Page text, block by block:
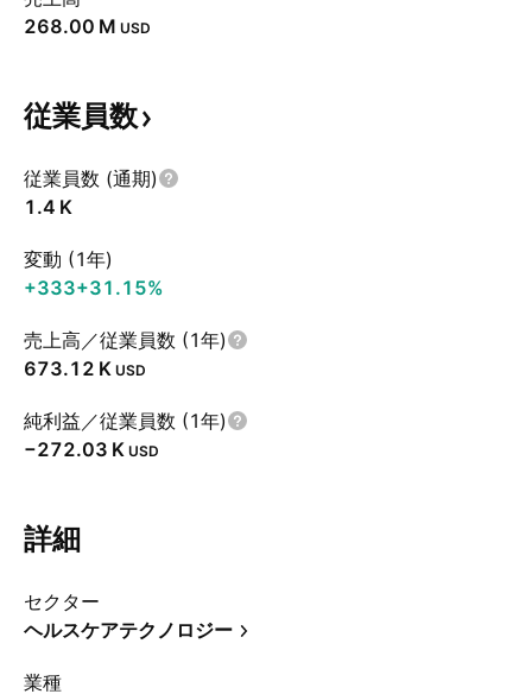
‪268.00 M‬ USD
従業員数
従業員数 (通期)
‪1.4 K‬
変動 (1年)
+333+31.15%
売上高／従業員数 (1年)
‪673.12 K‬ USD
純利益／従業員数 (1年)
‪−272.03 K‬ USD
詳細
セクター
ヘルスケアテクノロジー
業種